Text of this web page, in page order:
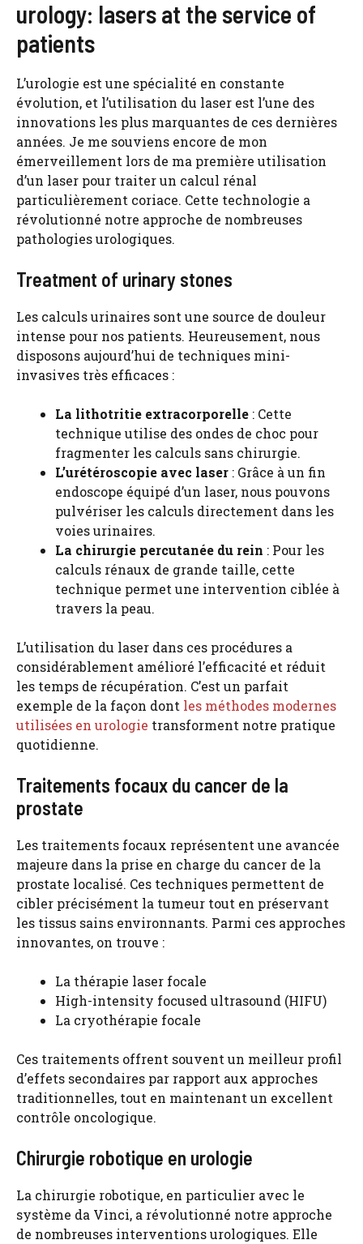
urology: lasers at the service of
patients
L’urologie est une spécialité en constante
évolution, et l’utilisation du laser est l’une des
innovations les plus marquantes de ces dernières
années. Je me souviens encore de mon
émerveillement lors de ma première utilisation
d’un laser pour traiter un calcul rénal
particulièrement coriace. Cette technologie a
révolutionné notre approche de nombreuses
pathologies urologiques.
Treatment of urinary stones
Les calculs urinaires sont une source de douleur
intense pour nos patients. Heureusement, nous
disposons aujourd’hui de techniques mini-
invasives très efficaces :
La lithotritie extracorporelle : Cette
technique utilise des ondes de choc pour
fragmenter les calculs sans chirurgie.
L’urétéroscopie avec laser : Grâce à un fin
endoscope équipé d’un laser, nous pouvons
pulvériser les calculs directement dans les
voies urinaires.
La chirurgie percutanée du rein : Pour les
calculs rénaux de grande taille, cette
technique permet une intervention ciblée à
travers la peau.
L’utilisation du laser dans ces procédures a
considérablement amélioré l’efficacité et réduit
les temps de récupération. C’est un parfait
exemple de la façon dont les méthodes modernes
utilisées en urologie transforment notre pratique
quotidienne.
Traitements focaux du cancer de la
prostate
Les traitements focaux représentent une avancée
majeure dans la prise en charge du cancer de la
prostate localisé. Ces techniques permettent de
cibler précisément la tumeur tout en préservant
les tissus sains environnants. Parmi ces approches
innovantes, on trouve :
La thérapie laser focale
High-intensity focused ultrasound (HIFU)
La cryothérapie focale
Ces traitements offrent souvent un meilleur profil
d’effets secondaires par rapport aux approches
traditionnelles, tout en maintenant un excellent
contrôle oncologique.
Chirurgie robotique en urologie
La chirurgie robotique, en particulier avec le
système da Vinci, a révolutionné notre approche
de nombreuses interventions urologiques. Elle